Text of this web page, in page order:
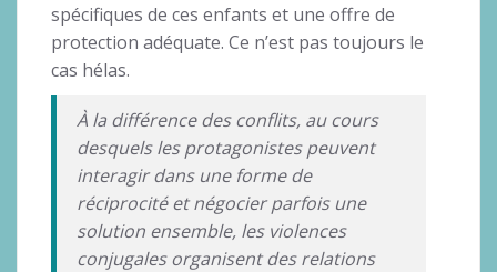
spécifiques de ces enfants et une offre de
protection adéquate. Ce n’est pas toujours le
cas hélas.
À la différence des conflits, au cours
desquels les protagonistes peuvent
interagir dans une forme de
réciprocité et négocier parfois une
solution ensemble, les violences
conjugales organisent des relations